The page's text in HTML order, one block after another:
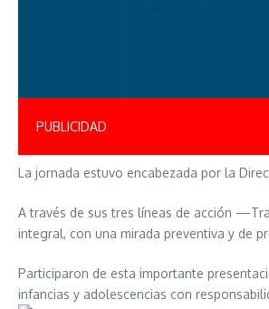
PUBLICIDAD
La jornada estuvo encabezada por la
A través de sus tres líneas de acción
integral, con una mirada preventiva y de
Participaron de esta importante
infancias y adolescencias con